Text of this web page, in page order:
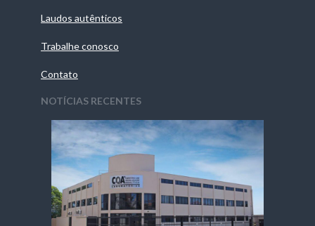
Laudos autênticos
Trabalhe conosco
Contato
NOTÍCIAS RECENTES